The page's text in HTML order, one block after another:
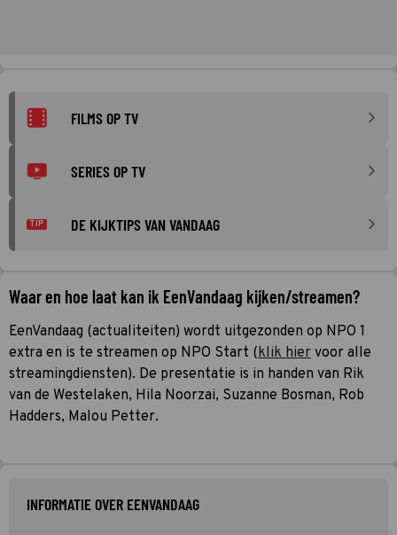
FILMS OP TV
SERIES OP TV
TIP DE KIJKTIPS VAN VANDAAG
Waar en hoe laat kan ik EenVandaag kijken/streamen?
EenVandaag (actualiteiten) wordt uitgezonden op NPO 1
extra en is te streamen op NPO Start (klik hier voor alle
streamingdiensten). De presentatie is in handen van Rik
van de Westelaken, Hila Noorzai, Suzanne Bosman, Rob
Hadders, Malou Petter.
INFORMATIE OVER EENVANDAAG